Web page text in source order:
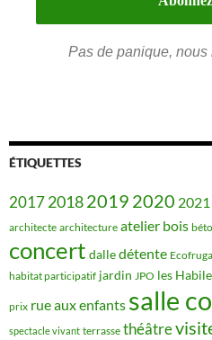
Pas de panique, nous
ÉTIQUETTES
201720182019 2020 2021
architecte architecture atelier bois
concert dalledétente
habitat participatif jardin JPO les
prix rue aux enfants salle
spectacle vivant terrasse théâtre